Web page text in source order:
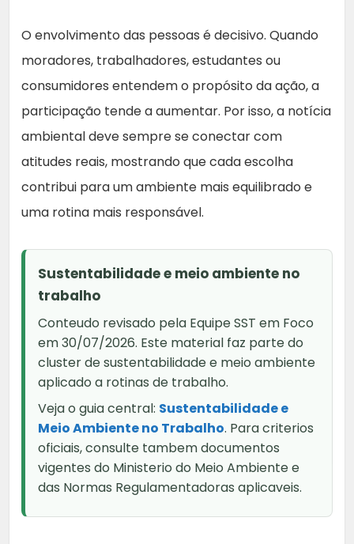
O envolvimento das pessoas é decisivo. Quando
moradores, trabalhadores, estudantes ou
consumidores entendem o propósito da ação, a
participação tende a aumentar. Por isso, a notícia
ambiental deve sempre se conectar com
atitudes reais, mostrando que cada escolha
contribui para um ambiente mais equilibrado e
uma rotina mais responsável.
Sustentabilidade e meio ambiente no
trabalho
Conteudo revisado pela Equipe SST em Foco
em 30/07/2026. Este material faz parte do
cluster de sustentabilidade e meio ambiente
aplicado a rotinas de trabalho.
Veja o guia central: Sustentabilidade e
Meio Ambiente no Trabalho. Para criterios
oficiais, consulte tambem documentos
vigentes do Ministerio do Meio Ambiente e
das Normas Regulamentadoras aplicaveis.